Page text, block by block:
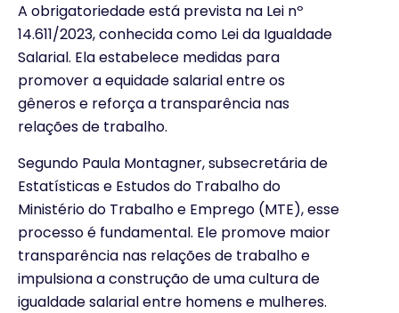
A obrigatoriedade está prevista na Lei nº
14.611/2023, conhecida como Lei da Igualdade
Salarial. Ela estabelece medidas para
promover a equidade salarial entre os
gêneros e reforça a transparência nas
relações de trabalho.
Segundo Paula Montagner, subsecretária de
Estatísticas e Estudos do Trabalho do
Ministério do Trabalho e Emprego (MTE), esse
processo é fundamental. Ele promove maior
transparência nas relações de trabalho e
impulsiona a construção de uma cultura de
igualdade salarial entre homens e mulheres.